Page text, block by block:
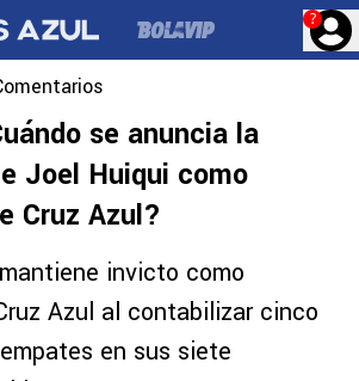
?
se anuncia la
Joel Huiqui como
Cruz Azul?
invicto como
Azul al contabilizar cinco
en sus siete